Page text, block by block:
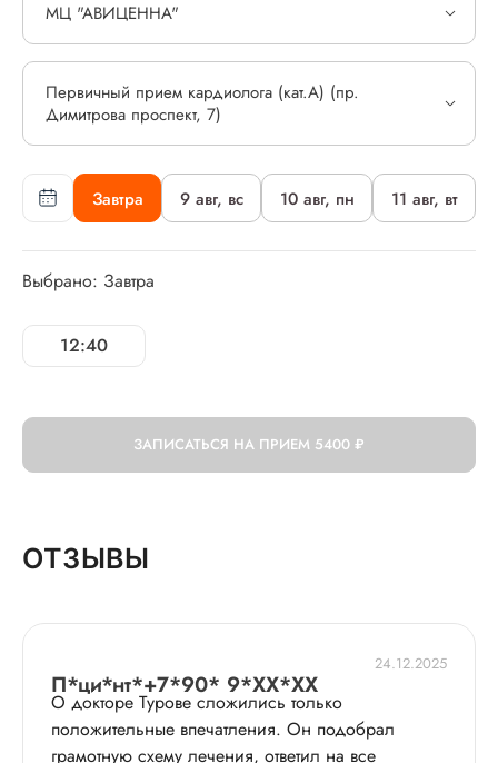
Завтра 9 авг, вс 10 авг, пн 11 авг, вт
Выбрано: Завтра
12:40
МЦ "АВИЦЕННА"
Первичный прием кардиолога (кат.А) (пр.
Димитрова проспект, 7)
ЗАПИСАТЬСЯ НА ПРИЕМ 5400 ₽
ОТЗЫВЫ
24.12.2025
П*ци*нт*+7*90* 9*XX*XX
О докторе Турове сложились только
положительные впечатления. Он подобрал
грамотную схему лечения, ответил на все